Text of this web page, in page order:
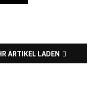
ARTIKEL LADEN